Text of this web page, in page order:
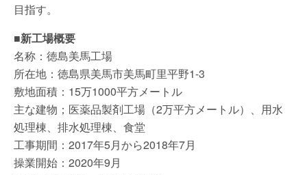
目指す。
■新工場概要
名称：徳島美馬工場
所在地：徳島県美馬市美馬町里平野1-3
敷地面積：15万1000平方メートル
主な建物；医薬品製剤工場（2万平方メートル）、用水
処理棟、排水処理棟、食堂
工事期間：2017年5月から2018年7月
操業開始：2020年9月